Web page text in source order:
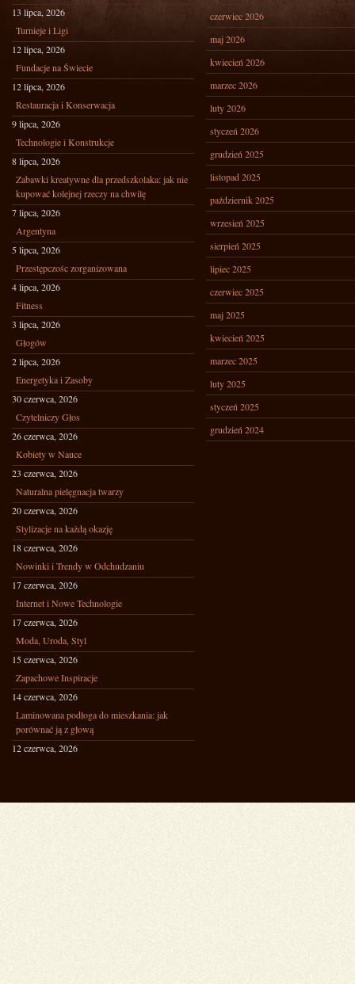
13 lipca, 2026
Turnieje i Ligi
12 lipca, 2026
Fundacje na Świecie
12 lipca, 2026
Restauracja i Konserwacja
9 lipca, 2026
Technologie i Konstrukcje
8 lipca, 2026
Zabawki kreatywne dla przedszkolaka: jak nie
kupować kolejnej rzeczy na chwilę
7 lipca, 2026
Argentyna
5 lipca, 2026
Przestępczośc zorganizowana
4 lipca, 2026
Fitness
3 lipca, 2026
Głogów
2 lipca, 2026
Energetyka i Zasoby
30 czerwca, 2026
Czytelniczy Głos
26 czerwca, 2026
Kobiety w Nauce
23 czerwca, 2026
Naturalna pielęgnacja twarzy
20 czerwca, 2026
Stylizacje na każdą okazję
18 czerwca, 2026
Nowinki i Trendy w Odchudzaniu
17 czerwca, 2026
Internet i Nowe Technologie
17 czerwca, 2026
Moda, Uroda, Styl
15 czerwca, 2026
Zapachowe Inspiracje
14 czerwca, 2026
Laminowana podłoga do mieszkania: jak
porównać ją z głową
12 czerwca, 2026
czerwiec 2026
maj 2026
kwiecień 2026
marzec 2026
luty 2026
styczeń 2026
grudzień 2025
listopad 2025
październik 2025
wrzesień 2025
sierpień 2025
lipiec 2025
czerwiec 2025
maj 2025
kwiecień 2025
marzec 2025
luty 2025
styczeń 2025
grudzień 2024